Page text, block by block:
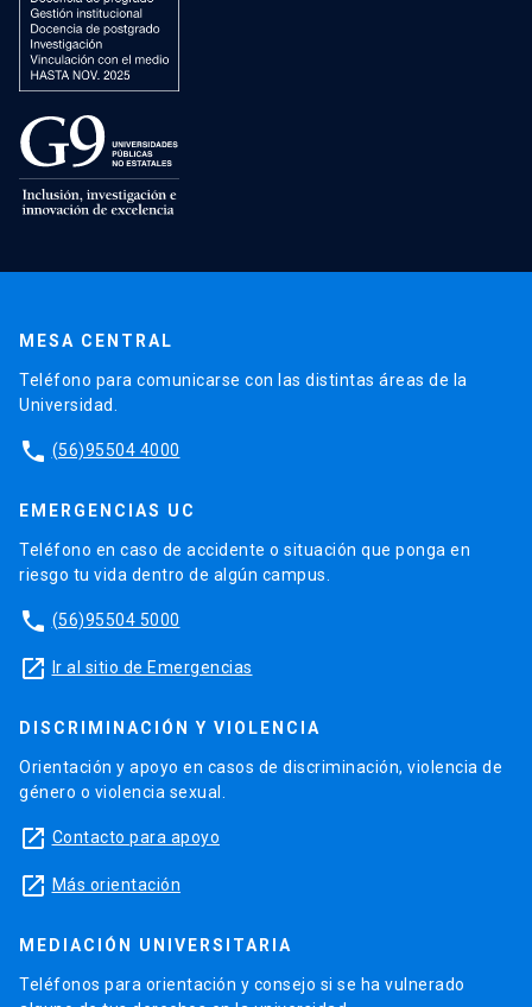
MESA CENTRAL
Teléfono para comunicarse con las distintas áreas de la
Universidad.
phone (56)95504 4000
EMERGENCIAS UC
Teléfono en caso de accidente o situación que ponga en
riesgo tu vida dentro de algún campus.
phone (56)95504 5000
launch Ir al sitio de Emergencias
DISCRIMINACIÓN Y VIOLENCIA
Orientación y apoyo en casos de discriminación, violencia de
género o violencia sexual.
launch Contacto para apoyo
launch Más orientación
MEDIACIÓN UNIVERSITARIA
Teléfonos para orientación y consejo si se ha vulnerado